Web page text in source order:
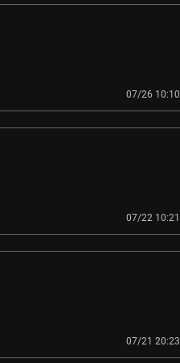
07/26 10:10
07/22 10:21
07/21 20:23